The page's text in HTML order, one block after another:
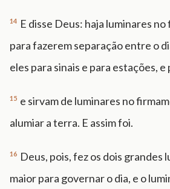
14 E disse Deus: haja luminares
para fazerem separação entre o
eles para sinais e para estações, e
15 e sirvam de luminares no
alumiar a terra. E assim foi.
16 Deus, pois, fez os dois grandes
maior para governar o dia, e o